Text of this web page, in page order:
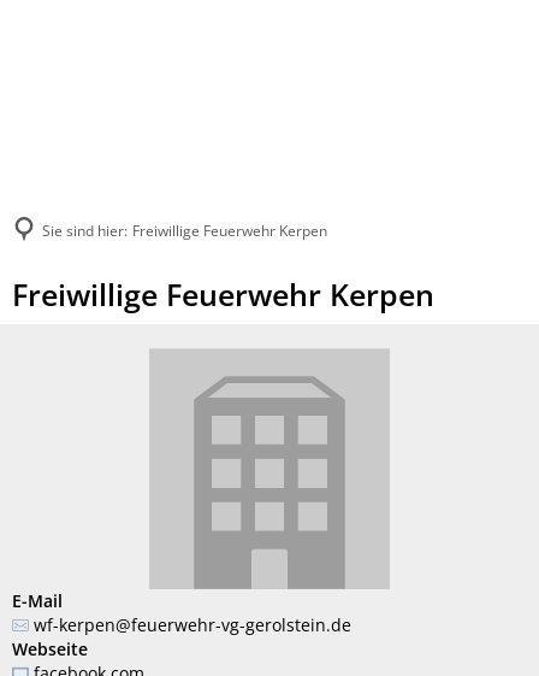
Sie sind hier: Freiwillige Feuerwehr Kerpen
Freiwillige Feuerwehr Kerpen
E-Mail
wf-kerpen@feuerwehr-vg-gerolstein.de
Webseite